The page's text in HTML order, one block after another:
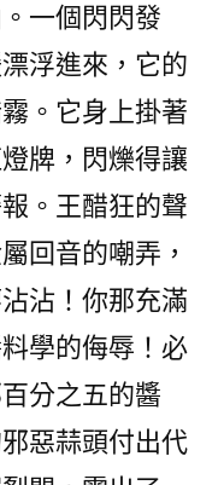
一個閃閃發
浮進來，它的
。它身上掛著
牌，閃爍得讓
。王醋狂的聲
回音的嘲弄，
沾！你那充滿
學的侮辱！必
分之五的醬
惡蒜頭付出代